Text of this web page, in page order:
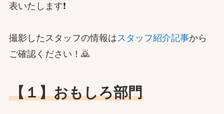
表いたします❗
撮影したスタッフの情報は スタッフ紹介記事から
ご確認ください！🙇
【１】おもしろ部門